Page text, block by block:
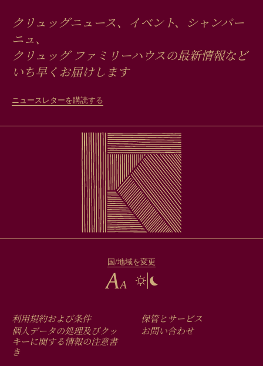
クリュッグニュース、イベント、シャンパー
ニュ、
クリュッグ ファミリーハウスの最新情報など
いち早くお届けします
ニュースレターを購読する
国/地域を変更
FOOTER
MENU
利用規約および条件
個人データの処理及びクッ
キーに関する情報の注意書
き
保管とサービス
お問い合わせ